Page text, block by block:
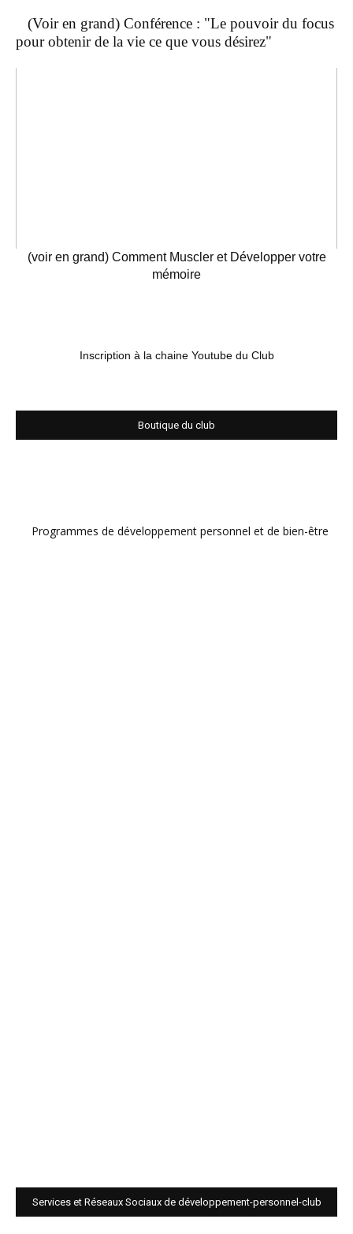
(Voir en grand) Conférence : "Le pouvoir du focus
pour obtenir de la vie ce que vous désirez"
(voir en grand) Comment Muscler et Développer votre
mémoire
Inscription à la chaine Youtube du Club
Boutique du club
Programmes de développement personnel et de bien-être
Services et Réseaux Sociaux de développement-personnel-club